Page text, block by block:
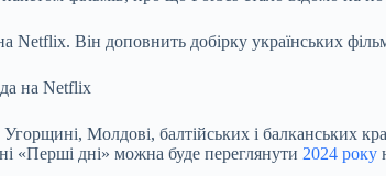
Він доповнить добірку українських
на Netflix
Молдові, балтійських і балканських
«Перші дні» можна буде переглянути 2024 року